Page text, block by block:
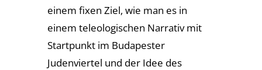
einem fixen Ziel, wie man es in
einem teleologischen Narrativ mit
Startpunkt im Budapester
Judenviertel und der Idee des